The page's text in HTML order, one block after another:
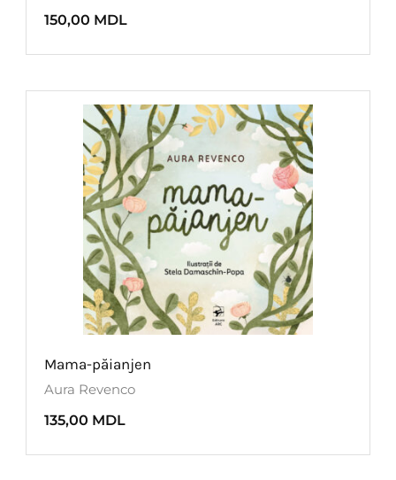
150,00 MDL
Mama-păianjen
Aura Revenco
135,00 MDL